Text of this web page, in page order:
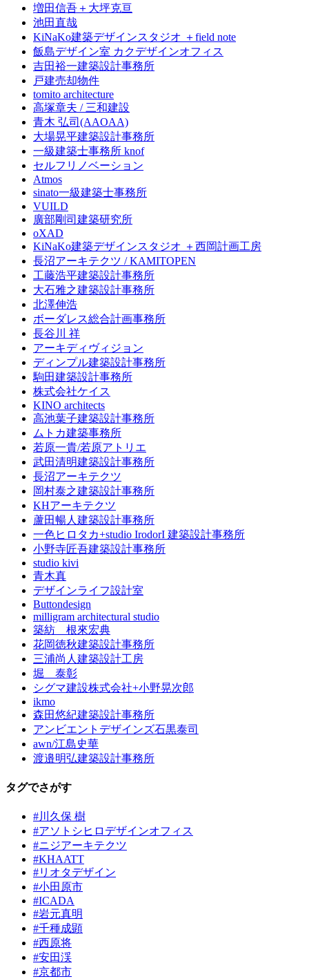
増田信吾＋大坪克亘
池田直哉
KiNaKo建築デザインスタジオ ＋field note
飯島デザイン室 カクデザインオフィス
吉田裕一建築設計事務所
戸建売却物件
tomito architecture
高塚章夫 / 三和建設
青木 弘司(AAOAA)
大場晃平建築設計事務所
一級建築士事務所 knof
セルフリノベーション
Atmos
sinato一級建築士事務所
VUILD
廣部剛司建築研究所
oXAD
KiNaKo建築デザインスタジオ ＋西岡計画工房
長沼アーキテクツ / KAMITOPEN
工藤浩平建築設計事務所
大石雅之建築設計事務所
北澤伸浩
ボーダレス総合計画事務所
長谷川 祥
アーキディヴィジョン
ディンプル建築設計事務所
駒田建築設計事務所
株式会社ケイス
KINO architects
高池葉子建築設計事務所
ムトカ建築事務所
若原一貴/若原アトリエ
武田清明建築設計事務所
長沼アーキテクツ
岡村泰之建築設計事務所
KHアーキテクツ
蘆田暢人建築設計事務所
一色ヒロタカ+studio IrodorI 建築設計事務所
小野寺匠吾建築設計事務所
studio kivi
青木真
デザインライフ設計室
Buttondesign
milligram architectural studio
築紡 根來宏典
花岡徳秋建築設計事務所
三浦尚人建築設計工房
堀 泰彰
シグマ建設株式会社+小野晃次郎
ikmo
森田悠紀建築設計事務所
アンビエントデザインズ石黒泰司
awn/江島史華
渡邉明弘建築設計事務所
タグでさがす
#川久保 樹
#アソトシヒロデザインオフィス
#ニジアーキテクツ
#KHAATT
#リオタデザイン
#小田原市
#ICADA
#岩元真明
#千種成顕
#西原将
#安田渓
#京都市